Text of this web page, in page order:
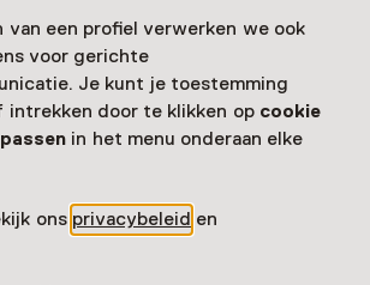
van een profiel verwerken we ook
voor gerichte
Je kunt je toestemming
door te klikken op cookie
in het menu onderaan elke
ons privacybeleid en
in Huis